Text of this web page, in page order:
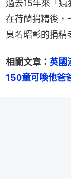
過去15年來「
在荷蘭捐精後，
臭名昭彰的捐精
相關文章： 英國
150童可喚他爸